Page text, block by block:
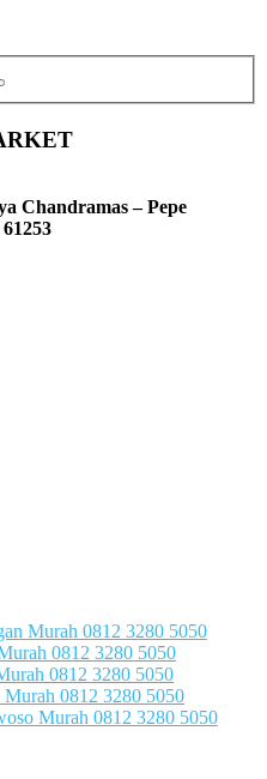
Chandramas – Pepe
Murah 0812 3280 5050
0812 3280 5050
0812 3280 5050
0812 3280 5050
Murah 0812 3280 5050